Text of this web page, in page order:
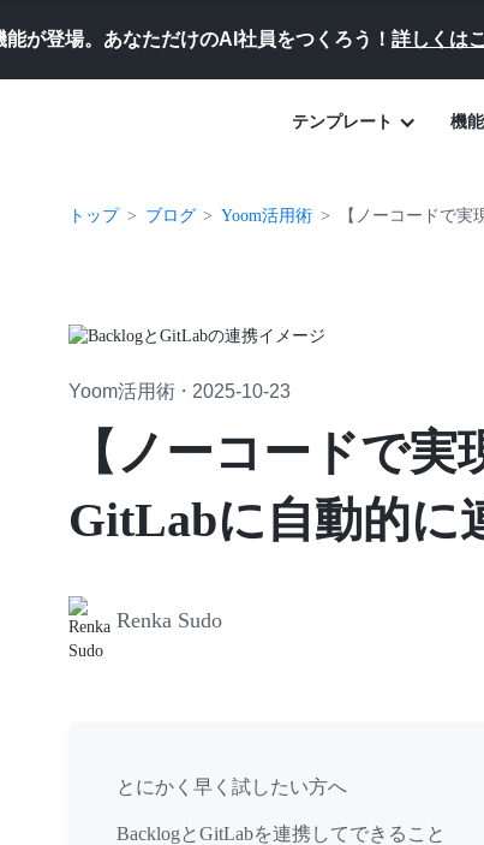
が登場。あなただけのAI社員をつくろう！ 詳しくは
テンプレート 機能
トップ ブログ Yoom活用術 【ノーコードで実
Yoom活用術 ・ 2025-10-23
【ノーコードで
GitLabに自動的に
Renka Sudo
とにかく早く試したい方へ
BacklogとGitLabを連携してできること